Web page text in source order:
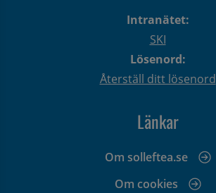
Intranätet:
SKI
Lösenord:
Återställ ditt lösenord
Länkar
Om solleftea.se
Om cookies